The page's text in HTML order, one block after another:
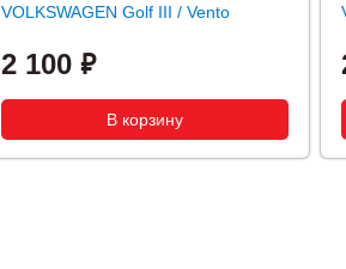
VOLKSWAGEN Golf III / Vento
2 100